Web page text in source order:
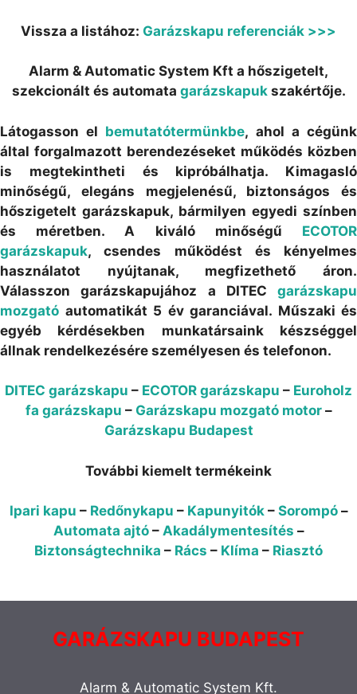
Vissza a listához: Garázskapu referenciák >>>
Alarm & Automatic System Kft a hőszigetelt,
szekcionált és automata garázskapukszakértője.
Látogasson el bemutatótermünkbe, ahol a cégünk
által forgalmazott berendezéseket működés közben
is megtekintheti és kipróbálhatja. Kimagasló
minőségű, elegáns megjelenésű, biztonságos és
hőszigetelt garázskapuk, bármilyen egyedi színben
és méretben. A kiváló minőségű ECOTOR
garázskapuk, csendes működést és kényelmes
használatot nyújtanak, megfizethető áron.
Válasszon garázskapujához a DITEC garázskapu
mozgató automatikát 5 év garanciával. Műszaki és
egyéb kérdésekben munkatársaink készséggel
állnak rendelkezésére személyesen és telefonon.
DITEC garázskapu – ECOTOR garázskapu – Euroholz
fa garázskapu – Garázskapu mozgató motor–
Garázskapu Budapest
További kiemelt termékeink
Ipari kapu – Redőnykapu – Kapunyitók– Sorompó–
Automata ajtó– Akadálymentesítés –
Biztonságtechnika – Rács – Klíma – Riasztó
GARÁZSKAPU BUDAPEST
Alarm & Automatic System Kft.